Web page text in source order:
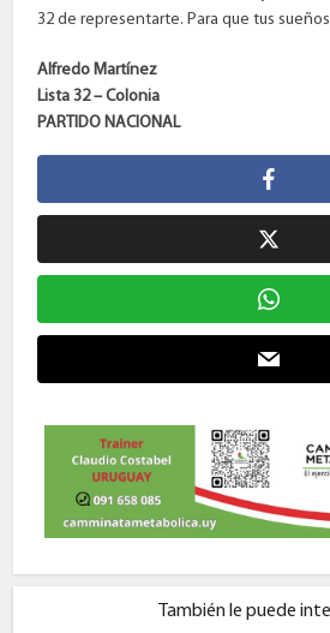
32 de representarte. Para que tus
Alfredo Martínez
Lista 32 – Colonia
PARTIDO NACIONAL
También le puede